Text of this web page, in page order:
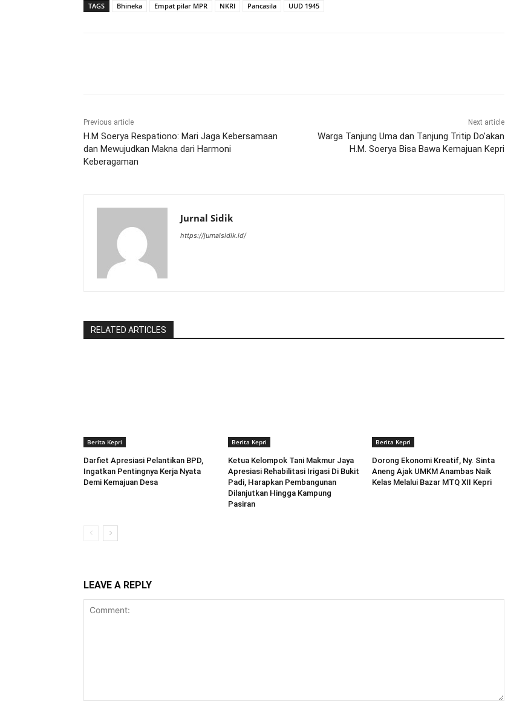
TAGS Bhineka Empat pilar MPR NKRI Pancasila UUD 1945
Previous article
H.M Soerya Respationo: Mari Jaga Kebersamaan
dan Mewujudkan Makna dari Harmoni
Keberagaman
Next article
Warga Tanjung Uma dan Tanjung Tritip Do’akan
H.M. Soerya Bisa Bawa Kemajuan Kepri
Jurnal Sidik
https://jurnalsidik.id/
RELATED ARTICLES
Berita Kepri
Darfiet Apresiasi Pelantikan BPD,
Ingatkan Pentingnya Kerja Nyata
Demi Kemajuan Desa
Berita Kepri
Ketua Kelompok Tani Makmur Jaya
Apresiasi Rehabilitasi Irigasi Di Bukit
Padi, Harapkan Pembangunan
Dilanjutkan Hingga Kampung
Pasiran ‎
Berita Kepri
Dorong Ekonomi Kreatif, Ny. Sinta
Aneng ‎Ajak UMKM Anambas Naik
Kelas Melalui Bazar MTQ XII Kepri
LEAVE A REPLY